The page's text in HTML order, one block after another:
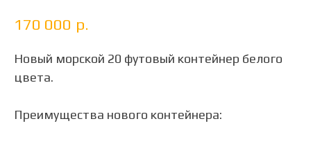
170 000 р.
Новый морской 20 футовый контейнер белого
цвета.
Преимущества нового контейнера: